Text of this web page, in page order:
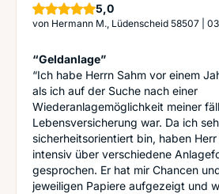
5,0Sterne
von Hermann M., Lüdenscheid 58507
“Geldanlage”
“Ich habe Herrn Sahm vor einem
als ich auf der Suche nach einer
Wiederanlagemöglichkeit meiner
Lebensversicherung war. Da ich
sicherheitsorientiert bin, haben
intensiv über verschiedene
gesprochen. Er hat mir Chancen
jeweiligen Papiere aufgezeigt und